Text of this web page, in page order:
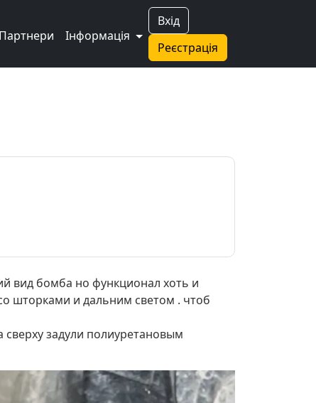
Вхід
Реєстрація
Партнери Інформація
вид бомба но функционал хоть и
шторками и дальним светом . чтоб
задули полиуретановым